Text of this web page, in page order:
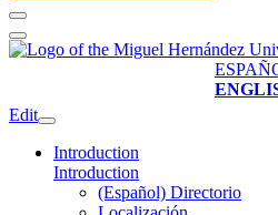
Edit
Introduction
Introduction
(Español) Directorio